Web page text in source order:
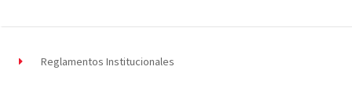
Reglamentos Institucionales